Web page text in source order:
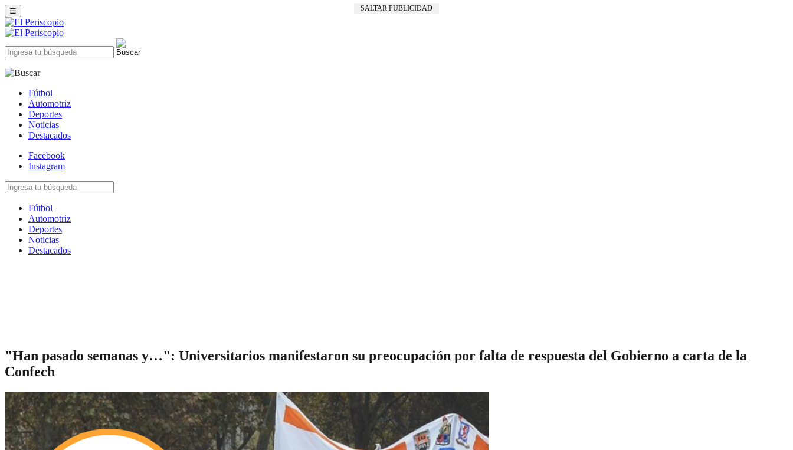
SALTAR PUBLICIDAD
☰
Fútbol
Automotriz
Deportes
Noticias
Destacados
Facebook
Instagram
Fútbol
Automotriz
Deportes
Noticias
Destacados
"Han pasado semanas y…": Universitarios manifestaron su preocupación por falta de respuesta del Gobierno a carta de la
Confech